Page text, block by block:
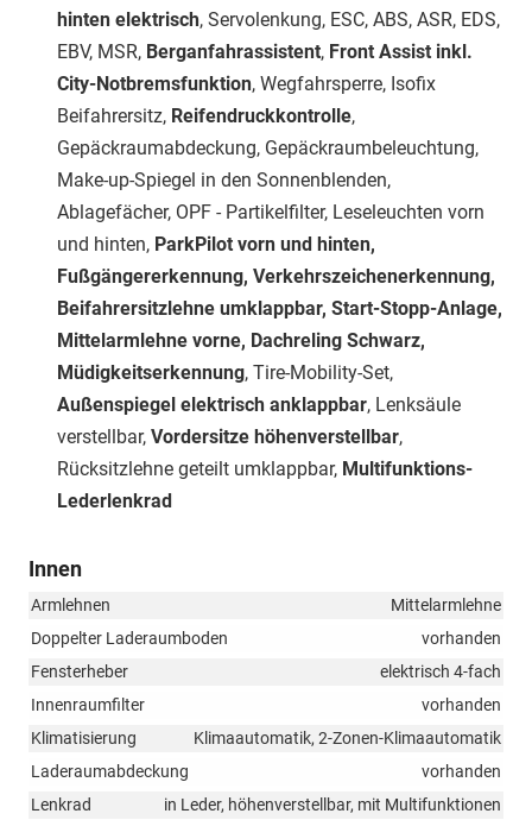
hinten elektrisch, Servolenkung, ESC, ABS, ASR, EDS,
EBV, MSR, Berganfahrassistent, Front Assist inkl.
City-Notbremsfunktion, Wegfahrsperre, Isofix
Beifahrersitz, Reifendruckkontrolle,
Gepäckraumabdeckung, Gepäckraumbeleuchtung,
Make-up-Spiegel in den Sonnenblenden,
Ablagefächer, OPF - Partikelfilter, Leseleuchten vorn
und hinten, ParkPilot vorn und hinten,
Fußgängererkennung, Verkehrszeichenerkennung,
Beifahrersitzlehne umklappbar, Start-Stopp-Anlage,
Mittelarmlehne vorne, Dachreling Schwarz,
Müdigkeitserkennung, Tire-Mobility-Set,
Außenspiegel elektrisch anklappbar, Lenksäule
verstellbar, Vordersitze höhenverstellbar,
Rücksitzlehne geteilt umklappbar, Multifunktions-
Lederlenkrad
Innen
Armlehnen
Mittelarmlehne
Doppelter Laderaumboden
vorhanden
Fensterheber
elektrisch 4-fach
Innenraumfilter
vorhanden
Klimatisierung
Klimaautomatik, 2-Zonen-Klimaautomatik
Laderaumabdeckung
vorhanden
Lenkrad
in Leder, höhenverstellbar, mit Multifunktionen